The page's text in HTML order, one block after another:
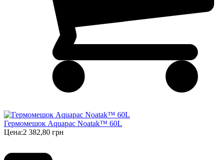
Гермомешок Aquapac Noatak™ 60L
Цена:2 382,80 грн